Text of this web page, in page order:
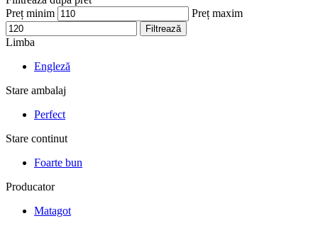
Preț minim
Preț maxim
Filtrează
Limba
Engleză
Stare ambalaj
Perfect
Stare continut
Foarte bun
Producator
Matagot